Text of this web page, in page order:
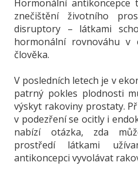
Hormonální antikoncepce
znečištění životního
disruptory – látkami
hormonální rovnováhu v
člověka.
V posledních letech je v
patrný pokles plodnosti
výskyt rakoviny prostaty.
v podezření se ocitly i
nabízí otázka, zda
prostředí látkami
antikoncepci vyvolávat